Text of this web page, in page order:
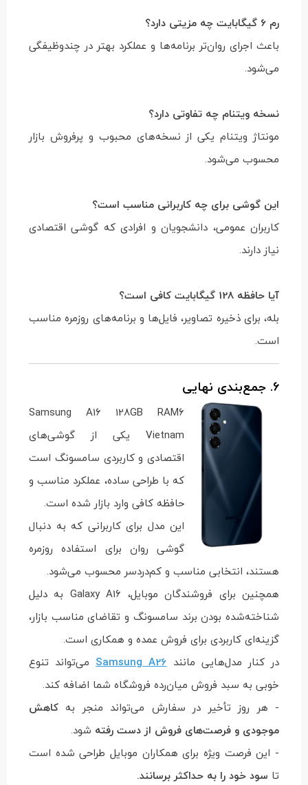
رم 6 گیگابایت چه مزیتی دارد؟
باعث اجرای روان‌تر برنامه‌ها و عملکرد بهتر در چندوظیفگی
می‌شود.
نسخه ویتنام چه تفاوتی دارد؟
مونتاژ ویتنام یکی از نسخه‌های محبوب و پرفروش بازار
محسوب می‌شود.
این گوشی برای چه کاربرانی مناسب است؟
کاربران عمومی، دانشجویان و افرادی که گوشی اقتصادی
نیاز دارند.
آیا حافظه 128 گیگابایت کافی است؟
بله، برای ذخیره تصاویر، فایل‌ها و برنامه‌های روزمره مناسب
است.
6. جمع‌بندی نهایی
Samsung A16 128GB RAM6
Vietnam یکی از گوشی‌های
اقتصادی و کاربردی سامسونگ است
که با طراحی ساده، عملکرد مناسب و
حافظه کافی وارد بازار شده است.
این مدل برای کاربرانی که به دنبال
گوشی روان برای استفاده روزمره
هستند، انتخابی مناسب و کم‌دردسر محسوب می‌شود.
همچنین برای فروشندگان موبایل، Galaxy A16 به دلیل
شناخته‌شده بودن برند سامسونگ و تقاضای مناسب بازار،
گزینه‌ای کاربردی برای فروش عمده و همکاری است.
در کنار مدل‌هایی مانندSamsung A26می‌تواند تنوع
خوبی به سبد فروش میان‌رده فروشگاه شما اضافه کند.
- هر روز تأخیر در سفارش می‌تواند منجر به کاهش
موجودی و فرصت‌های فروش از دست رفته شود.
- این فرصت ویژه برای همکاران موبایل طراحی شده است
تا سود خود را به حداکثر برسانند.